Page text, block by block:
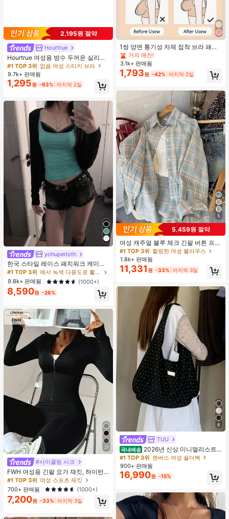
2,195원 절약
Hourtrue
Hourtrue 여성용 방수 두꺼운 실리콘
가슴 페탈, 작은 가슴 리프트업 & 푸시
인용, 웨딩 촬영 및 들러리용
#1 TOP 3위 없음 여성 스티키 브라
9.7k+ 판매됨
1,295원 -63% 마지막 2일
yohuperloth
한국 스타일 레이스 패치워크 캐미솔
탱크 탑, Y2K 에스테틱, 스트리트웨어
캐주얼 여름
#1 TOP 3위
에서 녹색 다용도로 활용 가능한 데일리 탑
9.8k+ 판매됨
(1000+)
8,590원 -26%
21
#사이클링 시크
FWH 여성용 긴팔 요가 재킷, 하이턴
레이트 스몰 웨이스트, 사계절 활용 가
능한 스타일, 허리 보정 슬리밍 피트니
스 레트로 하이엔드 스트리트 우아한
스포츠, 러닝 피트니스 야외 러닝 출퇴
근 데이트용, 엄지 홀 스몰 스탠드 칼
#1 TOP 3위 여성 스포츠 재킷
700+ 판매됨
(1000+)
7,200원 -33% 마지막 3일
1쌍 양면 통기성 자체 접착 브라 패드,
두꺼워진 삼각형 푸쉬업 디자인, 재사
용 가능, 보이지 않는 비키니 브라 삽
입물, 수영에 적합
#2 TOP 3위
음악 축제 여성 브라 액세서리
거의 매진!
#2 TOP 3위
음악 축제 여성 브라 액세서리
거의 매진!
#2 TOP 3위
음악 축제 여성 브라 액세서리
거의 매진!
#2 TOP 3위
거의 매진!
3.1k+ 판매됨
1,793원 -42% 마지막 2일
5
5,459원 절약
여성 캐주얼 블루 체크 긴팔 버튼 프론
트 폴리에스터 셔츠, 레귤러 핏, 봄 의
류, 편안한 스타일
#1 TOP 3위 헐렁한 여성 블라우스
1.8k+ 판매됨
11,331 원 -33% 마지막 3일
6
TUU
국내배송 2026년 신상 미니멀리스트
도트 캔버스 토트백, 대용량 캐주얼 다
용도 통근 숄더 핸드백
#1 TOP 3위 캔버스 여성 숄더백
900+ 판매됨
16,990원 -15%